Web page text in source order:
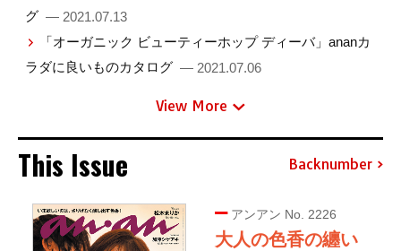
グ — 2021.07.13
「オーガニック ビューティーホップ ディーバ」ananカ
ラダに良いものカタログ — 2021.07.06
View More
This Issue Backnumber
アンアン No. 2226
大人の色香の纏い